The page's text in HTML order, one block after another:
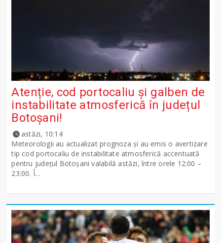
Atenție, cod portocaliu și galben de
instabilitate atmosferică în județul
Botoșani!
astăzi, 10:14
Meteorologii au actualizat prognoza și au emis o avertizare
tip cod portocaliu de instabilitate atmosferică accentuată
pentru județul Botoșani valabilă astăzi, între orele 12:00 –
23:00. Î...